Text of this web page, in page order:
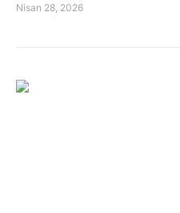
Nisan 28, 2026